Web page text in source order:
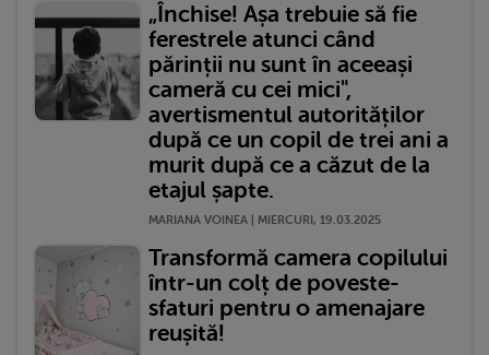
„Închise! Așa trebuie să fie
ferestrele atunci când
părinții nu sunt în aceeași
cameră cu cei mici",
avertismentul autorităților
după ce un copil de trei ani a
murit după ce a căzut de la
etajul șapte.
MARIANA VOINEA | MIERCURI, 19.03.2025
Transformă camera copilului
într-un colț de poveste-
sfaturi pentru o amenajare
reușită!